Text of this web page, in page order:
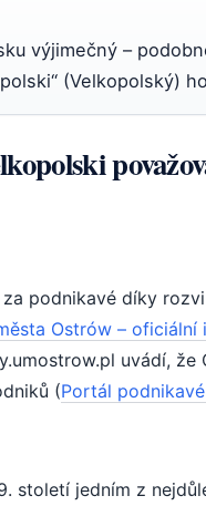
výjimečný –
(Velkopolský)
podnikavé díky
Ostrów – oficiální
uvádí,
(Portál
století jedním z